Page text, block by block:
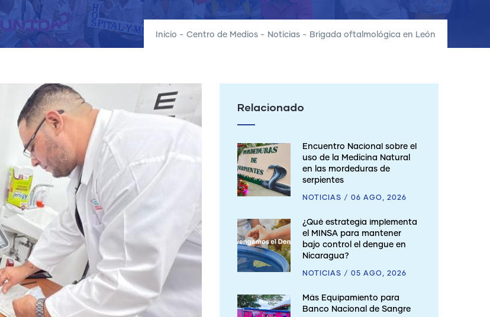
Inicio - Centro de Medios - Noticias - Brigada oftalmológica en León
Relacionado
Encuentro Nacional sobre el
uso de la Medicina Natural
en las mordeduras de
serpientes
NOTICIAS / 06 AGO, 2026
¿Qué estrategia implementa
el MINSA para mantener
bajo control el dengue en
Nicaragua?
NOTICIAS / 05 AGO, 2026
Más Equipamiento para
Banco Nacional de Sangre